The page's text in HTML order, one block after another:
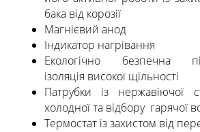
бака від корозії
Магнієвий анод
Індикатор нагрівання
Екологічно безпечна
ізоляція високої щільності
Патрубки із нержавіючої
холодної та відбору гарячої
Термостат із захистом від